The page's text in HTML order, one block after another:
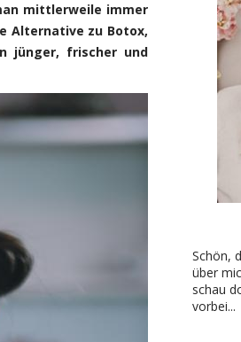
mittlerweile immer
Alternative zu Botox,
jünger, frischer und
Schön,
über
schau
vorbei...